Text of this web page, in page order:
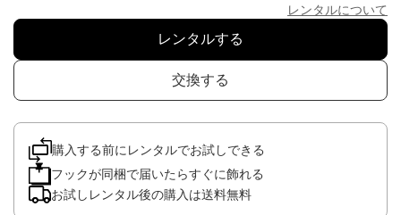
レンタルについて
レンタルする
交換する
購入する前にレンタルでお試しできる
フックが同梱で届いたらすぐに飾れる
お試しレンタル後の購入は送料無料